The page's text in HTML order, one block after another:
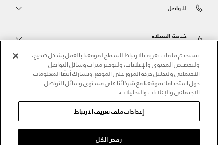
للتواصل
خدمة العملاء
حول أندر آرمر
أندر آرمر على الشبكات الاجتماعية
نستخدم ملفات تعريف الارتباط للسماح لموقعنا بالعمل بشكل صحيح،
ولتخصيص المحتوى والإعلانات، ولتوفير ميزات وسائل التواصل
الاجتماعي ولتحليل حركة المرور على الموقع. ونشارك أيضًا المعلومات
حول استخدامك موقعنا مع شركائنا على مستوى وسائل التواصل
الاجتماعي والإعلانات والتحليلات.
إعدادات ملف تعريف الارتباط
رفض الكل